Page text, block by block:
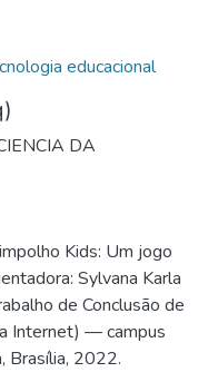
educacional
DA
Kids: Um jogo
Sylvana Karla
de Conclusão de
Internet) — campus
Brasília, 2022.